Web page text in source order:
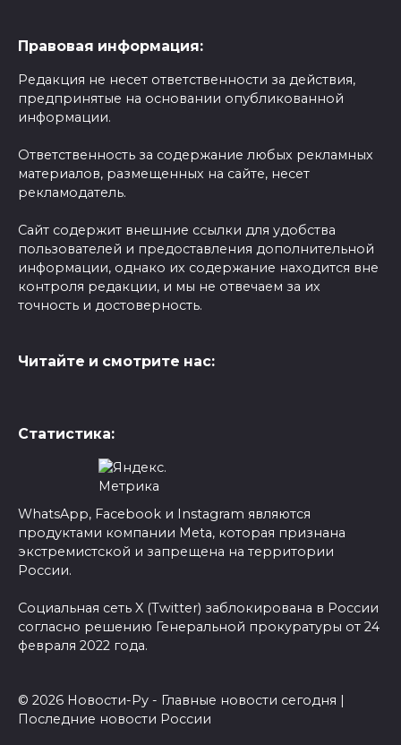
Правовая информация:
Редакция не несет ответственности за действия,
предпринятые на основании опубликованной
информации.
Ответственность за содержание любых рекламных
материалов, размещенных на сайте, несет
рекламодатель.
Сайт содержит внешние ссылки для удобства
пользователей и предоставления дополнительной
информации, однако их содержание находится вне
контроля редакции, и мы не отвечаем за их
точность и достоверность.
Читайте и смотрите нас:
Статистика:
WhatsApp, Facebook и Instagram являются
продуктами компании Meta, которая признана
экстремистской и запрещена на территории
России.
Социальная сеть X (Twitter) заблокирована в России
согласно решению Генеральной прокуратуры от 24
февраля 2022 года.
© 2026 Новости-Ру - Главные новости сегодня |
Последние новости России